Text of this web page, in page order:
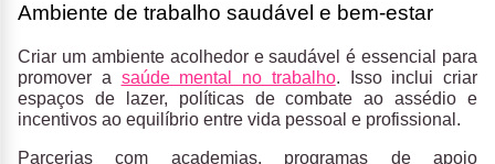
Ambiente de trabalho saudável e bem-estar
Criar um ambiente acolhedor e saudável é essencial para
promover a saúde mental no trabalho. Isso inclui criar
espaços de lazer, políticas de combate ao assédio e
incentivos ao equilíbrio entre vida pessoal e profissional.
Parcerias com academias, programas de apoio